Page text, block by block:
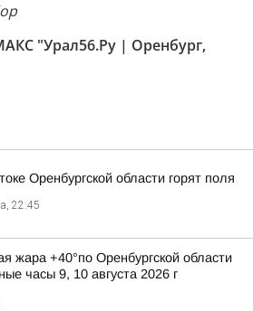
"Урал56.Ру | Оренбург,
Оренбургской области горят поля
22:45
жара +40°по Оренбургской области
часы 9, 10 августа 2026 г